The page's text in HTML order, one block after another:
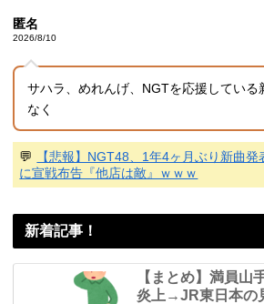
匿名
2026/8/10
サハラ、めれんげ、NGTを応援している
なく
💬
【悲報】NGT48、1年4ヶ月ぶり新曲
に宣戦布告『他店は敵』ｗｗｗ
新着記事！
【まとめ】満員山
炎上→JR東日本の